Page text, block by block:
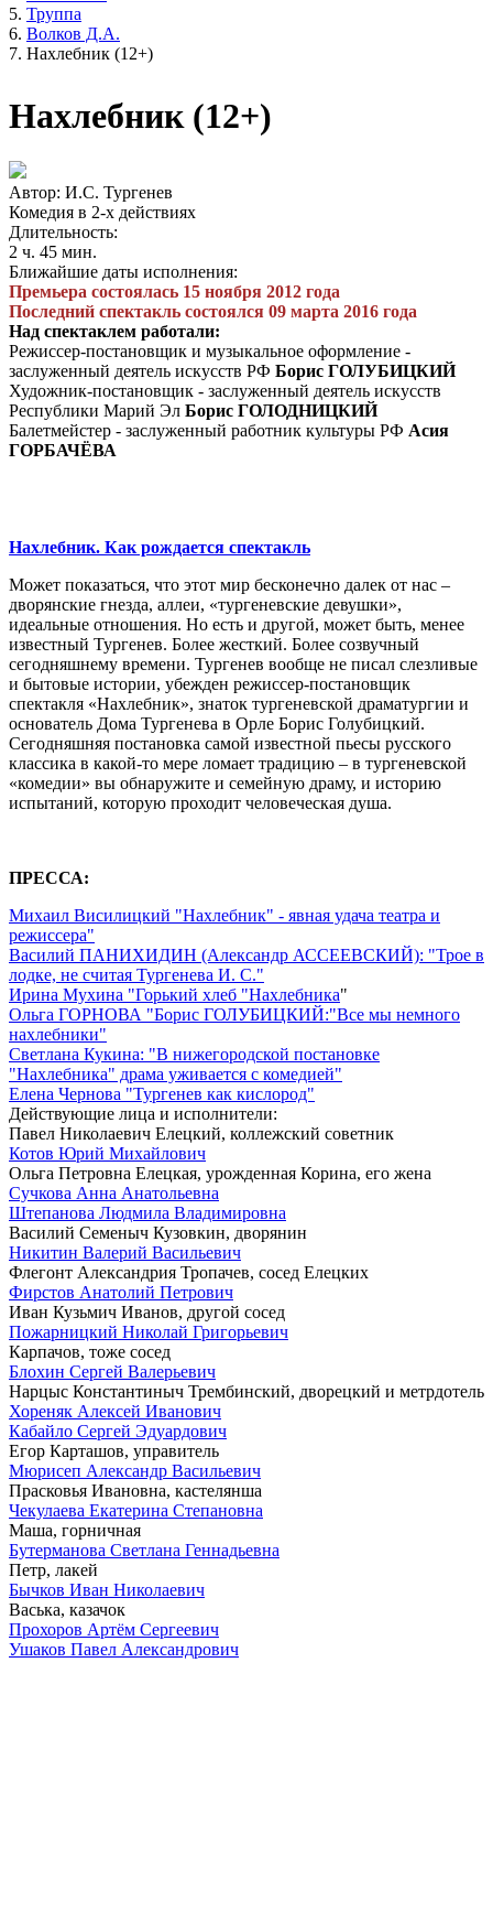
Труппа
Волков Д.А.
Нахлебник (12+)
Нахлебник (12+)
Автор: И.С. Тургенев
Комедия в 2-х действиях
Длительность:
2 ч. 45 мин.
Ближайшие даты исполнения:
Премьера состоялась 15 ноября 2012 года
Последний спектакль состоялся 09 марта 2016 года
Над спектаклем работали:
Режиссер-постановщик и музыкальное оформление -
заслуженный деятель искусств РФ Борис ГОЛУБИЦКИЙ
Художник-постановщик - заслуженный деятель искусств
Республики Марий Эл Борис ГОЛОДНИЦКИЙ
Балетмейстер -­ заслуженный работник культуры РФ Асия
ГОРБАЧЁВА
Нахлебник. Как рождается спектакль
Может показаться, что этот мир бесконечно далек от нас –
дворянские гнезда, аллеи, «тургеневские девушки»,
идеальные отношения. Но есть и другой, может быть, менее
известный Тургенев. Более жесткий. Более созвучный
сегодняшнему времени. Тургенев вообще не писал слезливые
и бытовые истории, убежден режиссер-постановщик
спектакля «Нахлебник», знаток тургеневской драматургии и
основатель Дома Тургенева в Орле Борис Голубицкий.
Сегодняшняя постановка самой известной пьесы русского
классика в какой-то мере ломает традицию – в тургеневской
«комедии» вы обнаружите и семейную драму, и историю
испытаний, которую проходит человеческая душа.
ПРЕССА:­
Михаил Висилицкий "Нахлебник" - явная удача театра и
режиссера"
Василий ПАНИХИДИН (Александр АССЕЕВСКИЙ): "Трое в
лодке, не считая Тургенева И. С."
Ирина Мухина "Горький хлеб "Нахлебника"
Ольга ГОРНОВА "Борис ГОЛУБИЦКИЙ:"Все мы немного
нахлебники"
Светлана Кукина: "В нижегородской постановке
"Нахлебника" драма уживается с комедией"
Елена Чернова "Тургенев как кислород"
Действующие лица и исполнители:
Павел Николаевич Елецкий, коллежский советник
Котов Юрий Михайлович
Ольга Петровна Елецкая, урожденная Корина, его жена
Сучкова Анна Анатольевна
Штепанова Людмила Владимировна
Василий Семеныч Кузовкин, дворянин
Никитин Валерий Васильевич
Флегонт Александрия Тропачев, сосед Елецких
Фирстов Анатолий Петрович
Иван Кузьмич Иванов, другой сосед
Пожарницкий Николай Григорьевич
Карпачов, тоже сосед
Блохин Сергей Валерьевич
Нарцыс Константиныч Трембинский, дворецкий и метрдотель
Хореняк Алексей Иванович
Кабайло Сергей Эдуардович
Егор Карташов, управитель
Мюрисеп Александр Васильевич
Прасковья Ивановна, кастелянша
Чекулаева Екатерина Степановна
Маша, горничная
Бутерманова Светлана Геннадьевна
Петр, лакей
Бычков Иван Николаевич
Васька, казачок
Прохоров Артём Сергеевич
Ушаков Павел Александрович